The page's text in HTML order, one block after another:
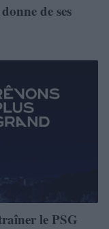
de ses
le PSG